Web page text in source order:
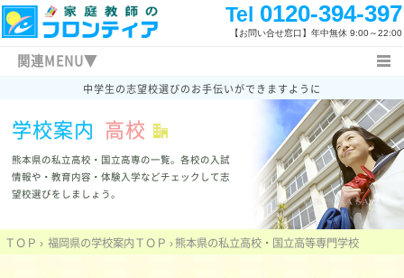
Tel 0120-394-397
【お問い合せ窓口】 年中無休 9:00～22:00
関連MENU▼
ＴＯＰ 熊本県の学校
福岡県の私立高校
佐賀の私立高校
高校入試新着情報
特長と概要
料金システム
よくあるご質問
指導体制
指導内容
授業開始の流れ
家庭教師体験記
指導報告書
指導方法
関連キーワード
新着情報
キャンペーン情報
中学生の志望校選びのお手伝いができますように
学校案内 高校
熊本県の私立高校・国立高専の一覧。 各校の入試
情報や・教育内容・体験入学などチェックして志
望校選びをしましょう。
ＴＯＰ › 福岡県の学校案内ＴＯＰ ›熊本県の私立高校・国立高等専門学校